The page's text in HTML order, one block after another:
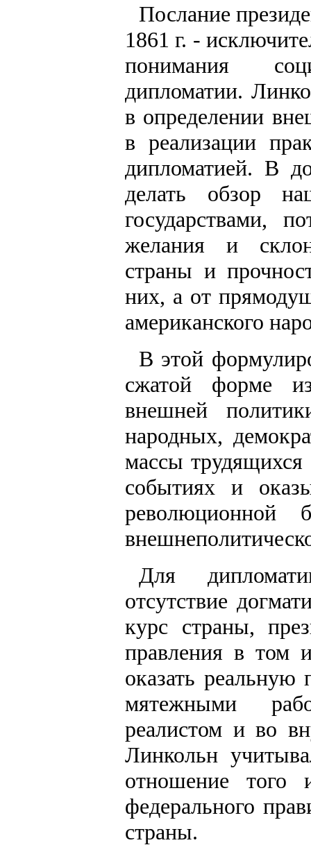
Послание
1861 г. -
понимания
дипломатии.
в определении
в реализации
дипломатией. В
делать обзор
государствами,
желания и
страны и
них, а от
американского
В этой
сжатой форме
внешней
народных,
массы трудящихся
событиях и
Для
отсутствие
курс страны,
правления в том
оказать реальную
мятежными
реалистом и во
Линкольн
отношение того
федерального
страны.